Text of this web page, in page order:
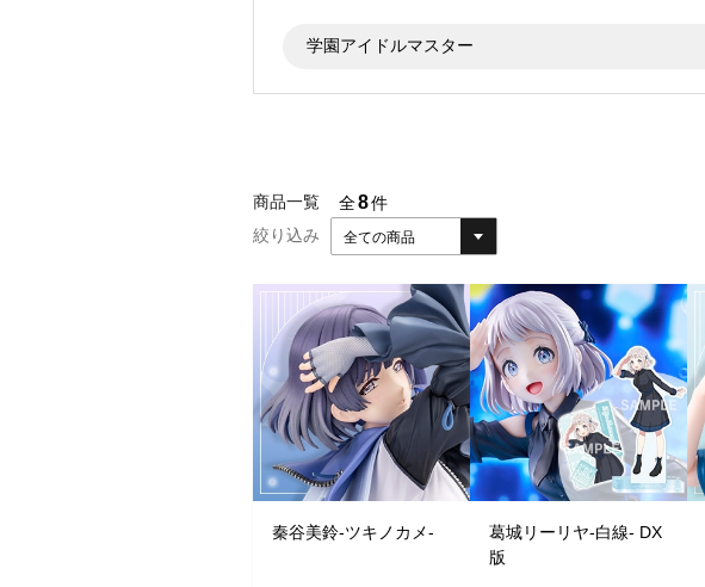
商品一覧 全8件
絞り込み
全ての商品
秦谷美鈴-ツキノカメ-
葛城リーリヤ-白線- DX
版